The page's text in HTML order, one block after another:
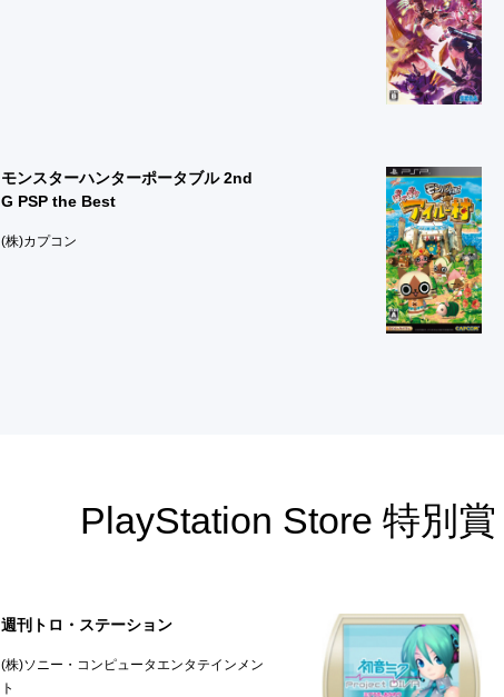
モンスターハンターポータブル 2nd
G PSP the Best
(株)カプコン
PlayStation Store 特別賞
週刊トロ・ステーション
(株)ソニー・コンピュータエンタテインメン
ト